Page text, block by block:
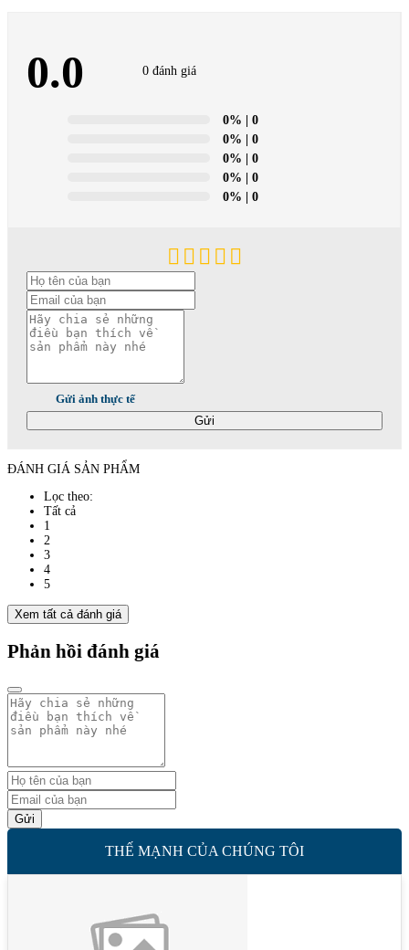
0.0 0 đánh giá
0% | 0
0% | 0
0% | 0
0% | 0
0% | 0
Gửi ảnh thực tế
Gửi
ĐÁNH GIÁ SẢN PHẨM
Lọc theo:
Tất cả
1
2
3
4
5
Xem tất cả đánh giá
Phản hồi đánh giá
Gửi
THẾ MẠNH CỦA CHÚNG TÔI